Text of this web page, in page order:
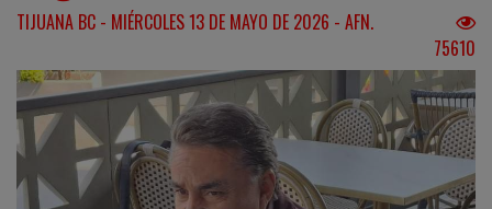
TIJUANA BC - MIÉRCOLES 13 DE MAYO DE 2026 - AFN.
75610